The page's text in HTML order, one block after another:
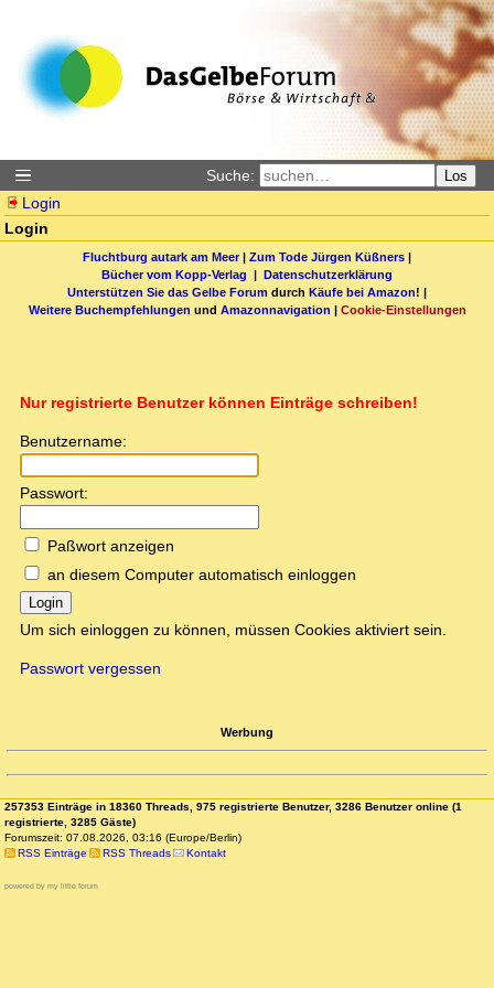
Suche: Los
Login
Login
Fluchtburg autark am Meer| Zum Tode Jürgen Küßners |
Bücher vom Kopp-Verlag | Datenschutzerklärung
Unterstützen Sie das Gelbe Forum durch Käufe bei Amazon! |
Weitere Buchempfehlungen und Amazonnavigation | Cookie-Einstellungen
Nur registrierte Benutzer können Einträge schreiben!
Benutzername:
Passwort:
Paßwort anzeigen
an diesem Computer automatisch einloggen
Login
Um sich einloggen zu können, müssen Cookies aktiviert sein.
Passwort vergessen
Werbung
257353 Einträge in 18360 Threads, 975 registrierte Benutzer, 3286 Benutzer online (1
registrierte, 3285 Gäste)
Forumszeit: 07.08.2026, 03:16 (Europe/Berlin)
RSS Einträge
RSS Threads Kontakt
powered by my little forum